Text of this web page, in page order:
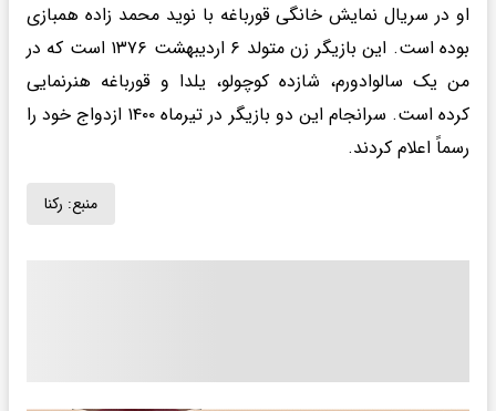
او در سریال نمایش خانگی قورباغه با نوید محمد زاده همبازی
بوده است. این بازیگر زن متولد ۶ اردیبهشت ۱۳۷۶ است که در
من یک سالوادورم، شازده کوچولو، یلدا و قورباغه هنرنمایی
کرده است. سرانجام این دو بازیگر در تیرماه ۱۴۰۰ ازدواج خود را
رسماً اعلام کردند.
منبع: رکنا